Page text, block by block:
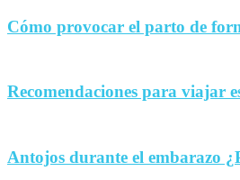
Cómo provocar el parto de
Recomendaciones para viajar
Antojos durante el embarazo